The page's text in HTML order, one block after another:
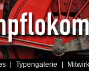
Typengalerie